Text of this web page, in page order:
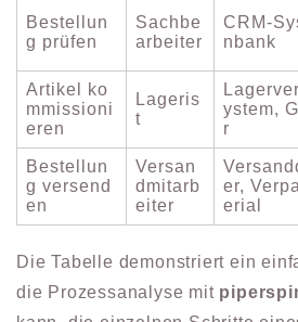
Bestellun
g prüfen
Sachbe
arbeiter
CRM-
nbank
Artikel ko
mmissioni
eren
Lageris
t
ystem,
r
Bestellun
g versend
en
Versan
dmitarb
eiter
er,
erial
Die Tabelle demonstriert ein
die Prozessanalyse mit